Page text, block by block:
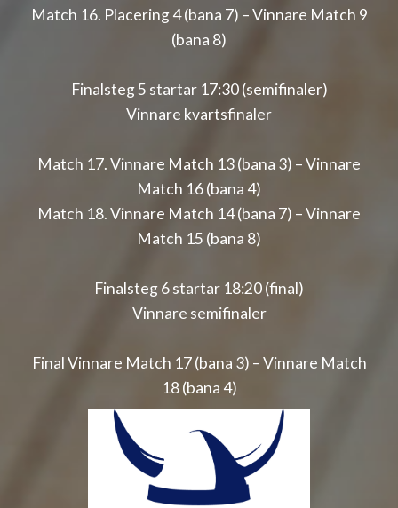
Match 16. Placering 4 (bana 7) – Vinnare Match 9
(bana 8)
Finalsteg 5 startar 17:30 (semifinaler)
Vinnare kvartsfinaler
Match 17. Vinnare Match 13 (bana 3) – Vinnare
Match 16 (bana 4)
Match 18. Vinnare Match 14 (bana 7) – Vinnare
Match 15 (bana 8)
Finalsteg 6 startar 18:20 (final)
Vinnare semifinaler
Final Vinnare Match 17 (bana 3) – Vinnare Match
18 (bana 4)